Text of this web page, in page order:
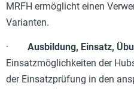
MRFH ermöglicht einen
Varianten.
· Ausbildung, Einsatz,
Einsatzmöglichkeiten der
der Einsatzprüfung in den